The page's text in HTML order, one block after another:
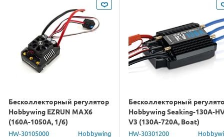
Бесколлекторный регулятор
Hobbywing EZRUN MAX6
(160A-1050A, 1/6)
влагозащищённый
HW-30105000 Hobbywing
Бесколлекторный
Hobbywing Seaking-130A-
V3 (130A-720A, Boat)
влагозащищённый
HW-30301200